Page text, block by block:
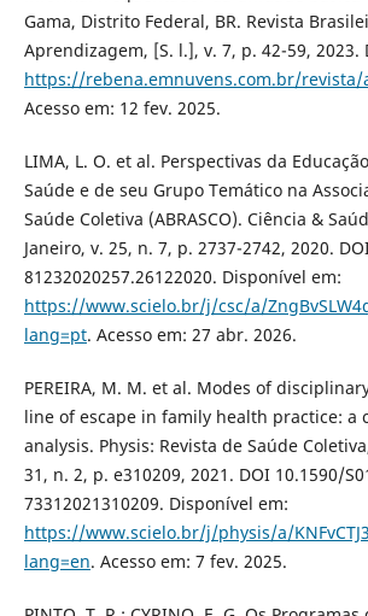
Gama, Distrito Federal, BR. Revista
Aprendizagem, [S. l.], v. 7, p. 42-59, 2023.
https://rebena.emnuvens.com.br/
Acesso em: 12 fev. 2025.
LIMA, L. O. et al. Perspectivas da
Saúde e de seu Grupo Temático na
Saúde Coletiva (ABRASCO). Ciência &
Janeiro, v. 25, n. 7, p. 2737-2742, 2020.
81232020257.26122020. Disponível em:
https://www.scielo.br/j/csc/a/
lang=pt. Acesso em: 27 abr. 2026.
PEREIRA, M. M. et al. Modes of
line of escape in family health practice: a
analysis. Physis: Revista de Saúde
31, n. 2, p. e310209, 2021. DOI 10.1590/
73312021310209. Disponível em:
https://www.scielo.br/j/physis/a/
lang=en. Acesso em: 7 fev. 2025.